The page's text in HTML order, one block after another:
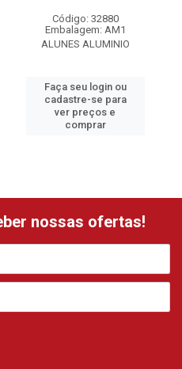
Código: 32880
Embalagem: AM1
ALUNES ALUMINIO
Faça seu login ou
cadastre-se para
ver preços e
comprar
nossas ofertas!